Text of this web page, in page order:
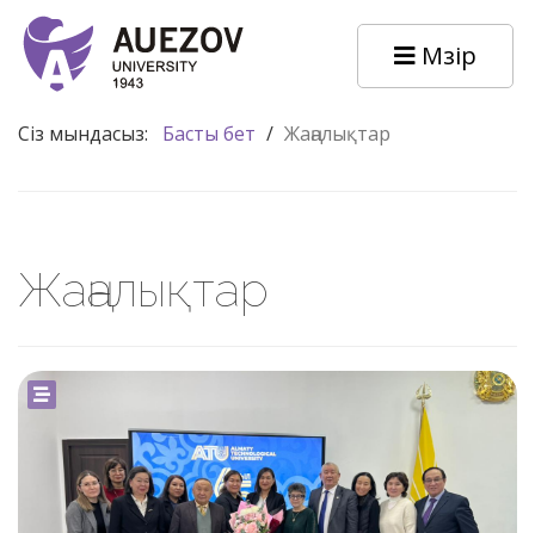
Мәзір
Сіз мындасыз: Басты бет / Жаңалықтар
Жаңалықтар